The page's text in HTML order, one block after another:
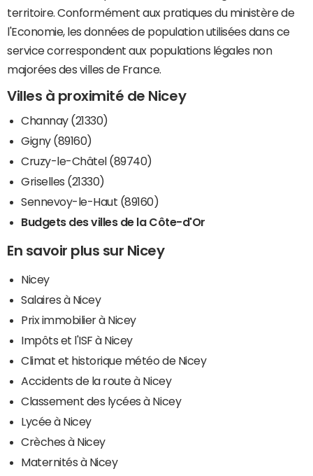
territoire. Conformément aux pratiques du ministère de
l'Economie, les données de population utilisées dans ce
service correspondent aux populations légales non
majorées des villes de France.
Villes à proximité de Nicey
Channay (21330)
Gigny (89160)
Cruzy-le-Châtel (89740)
Griselles (21330)
Sennevoy-le-Haut (89160)
Budgets des villes de la Côte-d'Or
En savoir plus sur Nicey
Nicey
Salaires à Nicey
Prix immobilier à Nicey
Impôts et l'ISF à Nicey
Climat et historique météo de Nicey
Accidents de la route à Nicey
Classement des lycées à Nicey
Lycée à Nicey
Crèches à Nicey
Maternités à Nicey